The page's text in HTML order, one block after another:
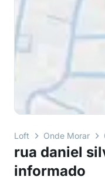
Loft Onde Morar
rua daniel
informado